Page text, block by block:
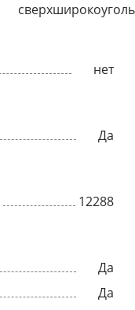
нет
Да
12288
Да
Да